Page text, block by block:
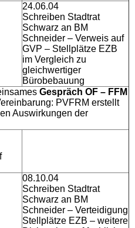
24.06.04
Schreiben Stadtrat
Schwarz an BM
Schneider – Verweis auf
GVP – Stellplätze EZB
im Vergleich zu
gleichwertiger
Bürobebauung
Gespräch OF – FFM
PVFRM erstellt
Auswirkungen der
08.10.04
Schreiben Stadtrat
Schwarz an BM
Schneider – Verteidigung
Stellplätze EZB – weitere